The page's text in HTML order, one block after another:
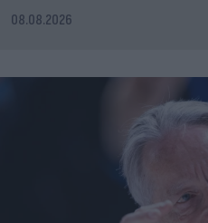
08.08.2026